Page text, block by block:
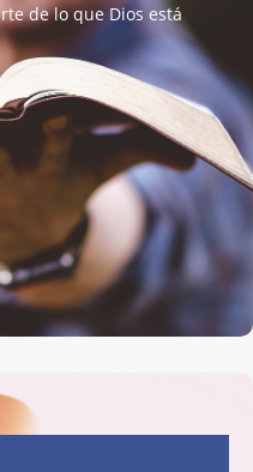
de lo que Dios está
&